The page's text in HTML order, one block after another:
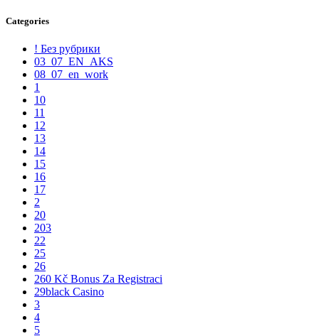
Categories
! Без рубрики
03_07_EN_AKS
08_07_en_work
1
10
11
12
13
14
15
16
17
2
20
203
22
25
26
260 Kč Bonus Za Registraci
29black Casino
3
4
5